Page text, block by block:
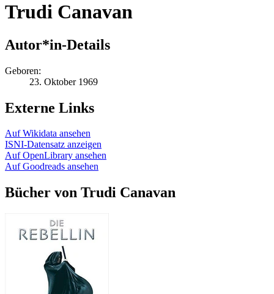
Trudi Canavan
Autor*in-Details
Geboren:
23. Oktober 1969
Externe Links
Auf Wikidata ansehen
ISNI-Datensatz anzeigen
Auf OpenLibrary ansehen
Auf Goodreads ansehen
Bücher von Trudi Canavan